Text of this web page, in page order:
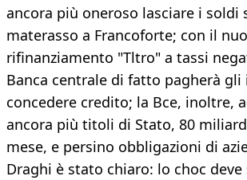
ancora più oneroso lasciare i soldi
materasso a Francoforte; con il
rifinanziamento "Tltro" a tassi
Banca centrale di fatto pagherà
concedere credito; la Bce, inoltre,
ancora più titoli di Stato, 80
mese, e persino obbligazioni di
Draghi è stato chiaro: lo choc deve